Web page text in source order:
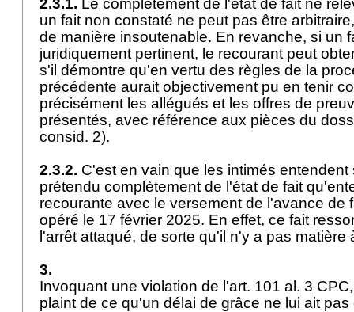
2.3.1. Le complètement de l'état de fait ne
un fait non constaté ne peut pas être
de manière insoutenable. En revanche, si un
juridiquement pertinent, le recourant peut
s'il démontre qu'en vertu des règles de la
précédente aurait objectivement pu en tenir
précisément les allégués et les offres de
présentés, avec référence aux pièces du
consid. 2).
2.3.2. C'est en vain que les intimés
prétendu complètement de l'état de fait
recourante avec le versement de l'avance de
opéré le 17 février 2025. En effet, ce fait
l'arrêt attaqué, de sorte qu'il n'y a pas
3.
Invoquant une violation de l'art. 101 al. 3 CPC
plaint de ce qu'un délai de grâce ne lui ait